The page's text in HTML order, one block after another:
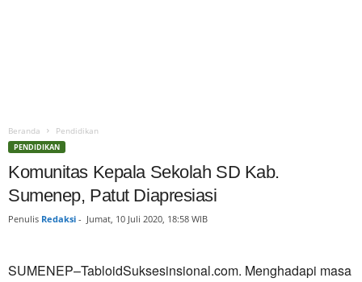
Beranda Pendidikan
PENDIDIKAN
Komunitas Kepala Sekolah SD Kab.
Sumenep, Patut Diapresiasi
Penulis Redaksi - Jumat, 10 Juli 2020, 18:58 WIB
SUMENEP–TabloidSuksesinsional.com. Menghadapi masa